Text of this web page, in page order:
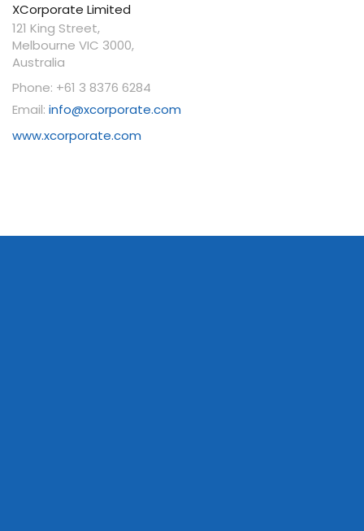
XCorporate Limited
121 King Street,
Melbourne VIC 3000,
Australia
Phone: +61 3 8376 6284
Email: info@xcorporate.com
www.xcorporate.com